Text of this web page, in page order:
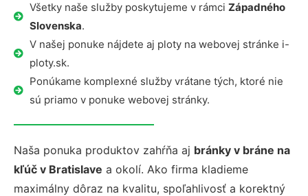
Všetky naše služby poskytujeme v rámci Západného
Slovenska.
V našej ponuke nájdete aj ploty na webovej stránke i-
ploty.sk.
Ponúkame komplexné služby vrátane tých, ktoré nie
sú priamo v ponuke webovej stránky.
Naša ponuka produktov zahŕňa aj bránky v bráne na
kľúč v Bratislave a okolí. Ako firma kladieme
maximálny dôraz na kvalitu, spoľahlivosť a korektný